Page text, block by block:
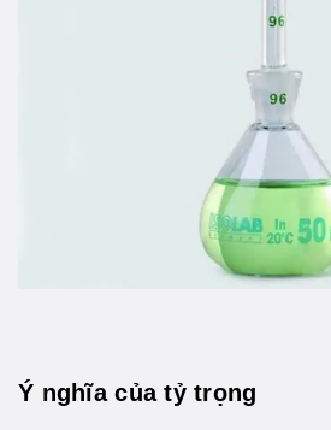
Ý nghĩa của tỷ trọng